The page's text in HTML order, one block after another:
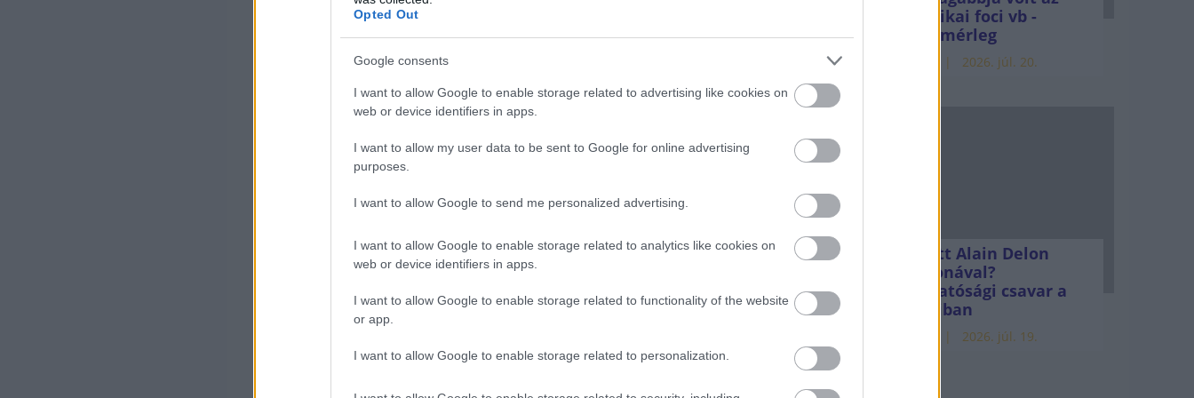
Opted Out
Google consents
I want to allow Google to enable storage related to advertising like cookies on
web or device identifiers in apps.
I want to allow my user data to be sent to Google for online advertising
purposes.
I want to allow Google to send me personalized advertising.
I want to allow Google to enable storage related to analytics like cookies on
web or device identifiers in apps.
I want to allow Google to enable storage related to functionality of the website
or app.
I want to allow Google to enable storage related to personalization.
Tavaly Kínából négyszeresére nőtt a vendégforgalom 2022-höz képest
hazánkban, 2024-re pedig további bővülés várható. Ez annak is
köszönhető, hogy a Schengeni-övezet államai közül elsőként
Magyarország fogadhatott Kínából érkező turistacsoportokat az év eleji
nyitás után.
A Nemzeti Turisztikai Adatszolgáltató központ adatai szerint 2023-ban
320 százalékkal több kínai turista érkezett Magyarországra, mint a
csúcsévnek számító 2019-ben - emelte ki az MTÜ.
A közlemény idézte Könnyid Lászlót, a Magyar Turisztikai Ügynökség
vezérigazgatóját, aki kijelentette, hogy "a várva várt határnyitástól
folyamatosan promotáljuk hazánkat a nagy potenciállal bíró kínai
amerikai foci vb -
gyorsmérleg
2026. júl. 20.
Mi lett Alain Delon
vagyonával?
Adóhatósági csavar a
sztoriban
2026. júl. 19.